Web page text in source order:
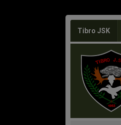
Tibro JSK